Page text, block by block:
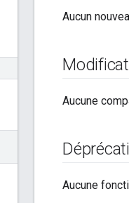
Aucun
Aucune
Aucune